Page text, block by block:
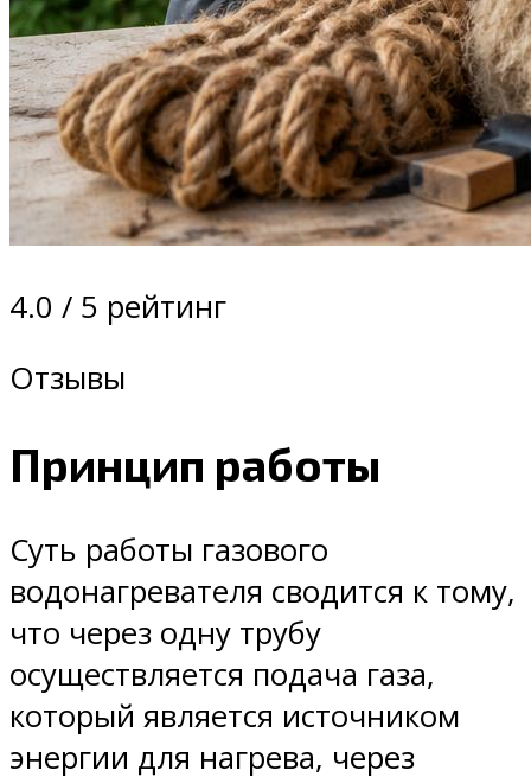
4.0 / 5 рейтинг
Отзывы
Принцип работы
Суть работы газового
водонагревателя сводится к тому,
что через одну трубу
осуществляется подача газа,
который является источником
энергии для нагрева, через